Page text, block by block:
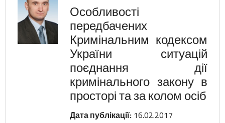
Особливості
передбачених
Кримінальним кодексом
України ситуацій
поєднання дії
кримінального закону в
просторі та за колом осіб
Дата публікації:16.02.2017